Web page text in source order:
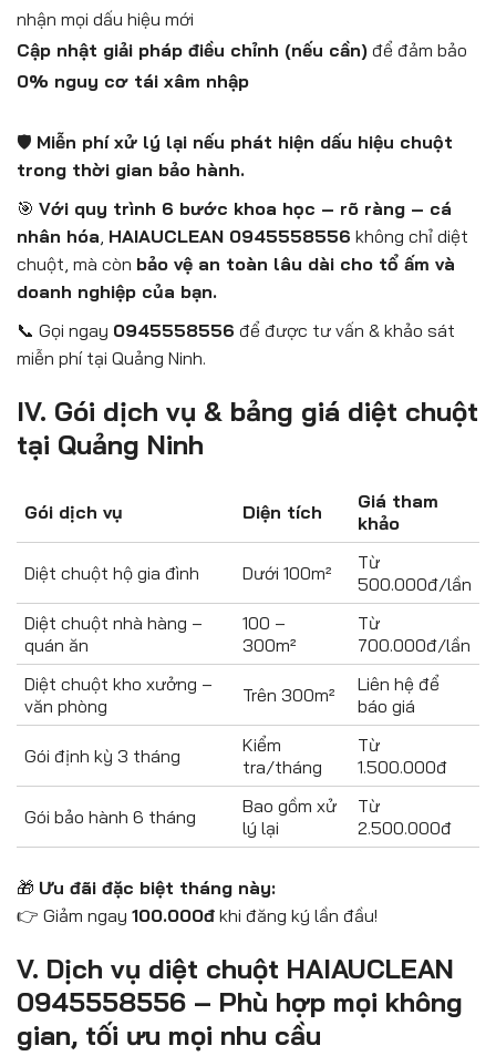
nhận mọi dấu hiệu mới
Cập nhật giải pháp điều chỉnh (nếu cần) để đảm bảo
0% nguy cơ tái xâm nhập
🛡️ Miễn phí xử lý lại nếu phát hiện dấu hiệu chuột
trong thời gian bảo hành.
🎯 Với quy trình 6 bước khoa học – rõ ràng – cá
nhân hóa HAIAUCLEAN 0945558556 không chỉ diệt
chuột, mà còn bảo vệ an toàn lâu dài cho tổ ấm và
doanh nghiệp của bạn.
📞 Gọi ngay 0945558556 để được tư vấn & khảo sát
miễn phí tại Quảng Ninh.
IV. Gói dịch vụ & bảng giá diệt chuột
tại Quảng Ninh
Gói dịch vụ Diện tích
Giá tham
khảo
Diệt chuột hộ gia đình Dưới 100m²
Từ
500.000đ/lần
Diệt chuột nhà hàng –
quán ăn
100 –
300m²
Từ
700.000đ/lần
Diệt chuột kho xưởng –
văn phòng
Trên 300m²
Liên hệ để
báo giá
Gói định kỳ 3 tháng
Kiểm
tra/tháng
Từ
1.500.000đ
Gói bảo hành 6 tháng
Bao gồm xử
lý lại
Từ
2.500.000đ
🎁 Ưu đãi đặc biệt tháng này:
👉 Giảm ngay 100.000đ khi đăng ký lần đầu!
V. Dịch vụ diệt chuột HAIAUCLEAN
0945558556 – Phù hợp mọi không
gian, tối ưu mọi nhu cầu